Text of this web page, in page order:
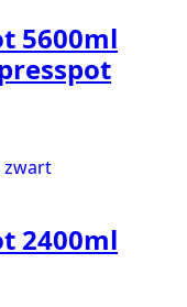
5600ml
2400ml